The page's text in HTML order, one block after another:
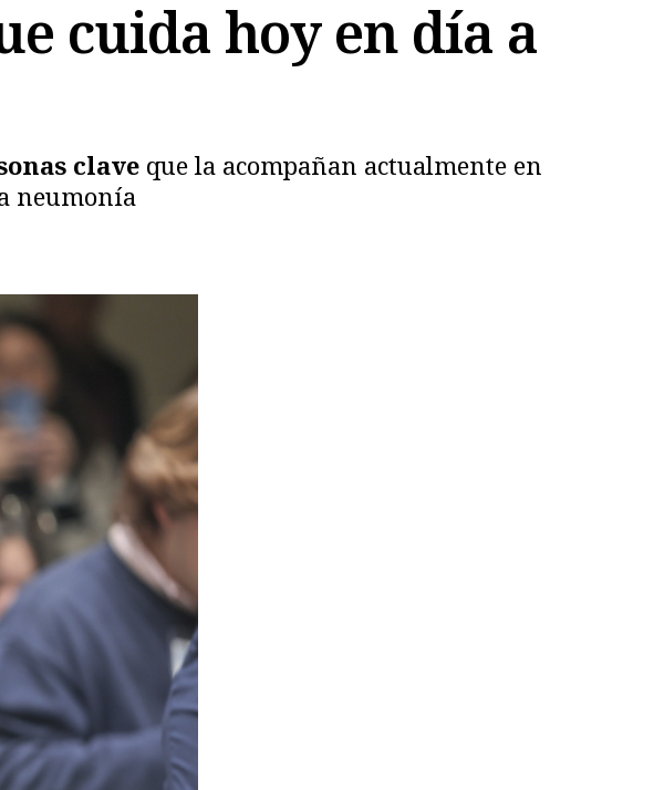
cuida hoy en día a
clave que la acompañan actualmente en
neumonía